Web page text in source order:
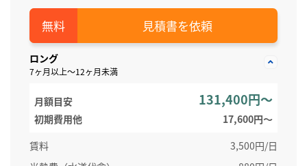
見積書を依頼
ロング
7ヶ月以上～12ヶ月未満
月額目安 131,400円～
初期費用他
17,600円〜
賃料
3,500円/日